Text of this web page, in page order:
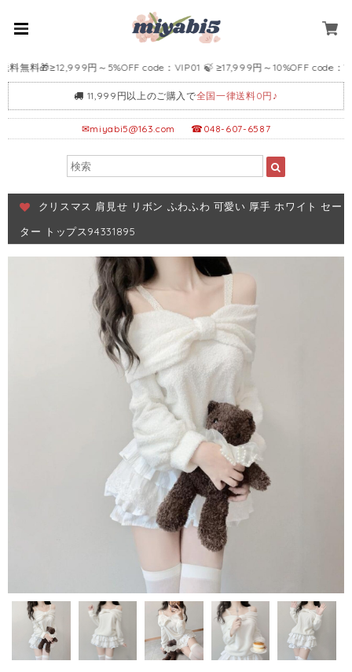
料🎁≥12,999円～5%OFF code：VIP01 🍃 ≥17,999円～10%OFF code：
11,999円以上のご購入で全国一律送料0円♪
✉miyabi5@163.com ☎048-607-6587
クリスマス 肩見せ リボン ふわふわ 可愛い 厚手 ホワイト セー
ター トップス94331895